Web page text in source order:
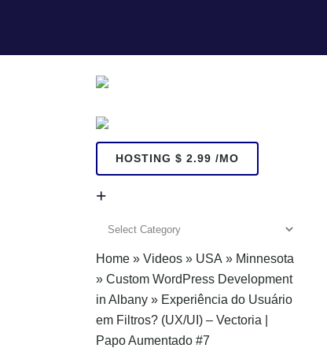
HOSTING $ 2.99 /MO
+
Home » Videos » USA » Minnesota
» Custom WordPress Development
in Albany » Experiência do Usuário
em Filtros? (UX/UI) – Vectoria |
Papo Aumentado #7